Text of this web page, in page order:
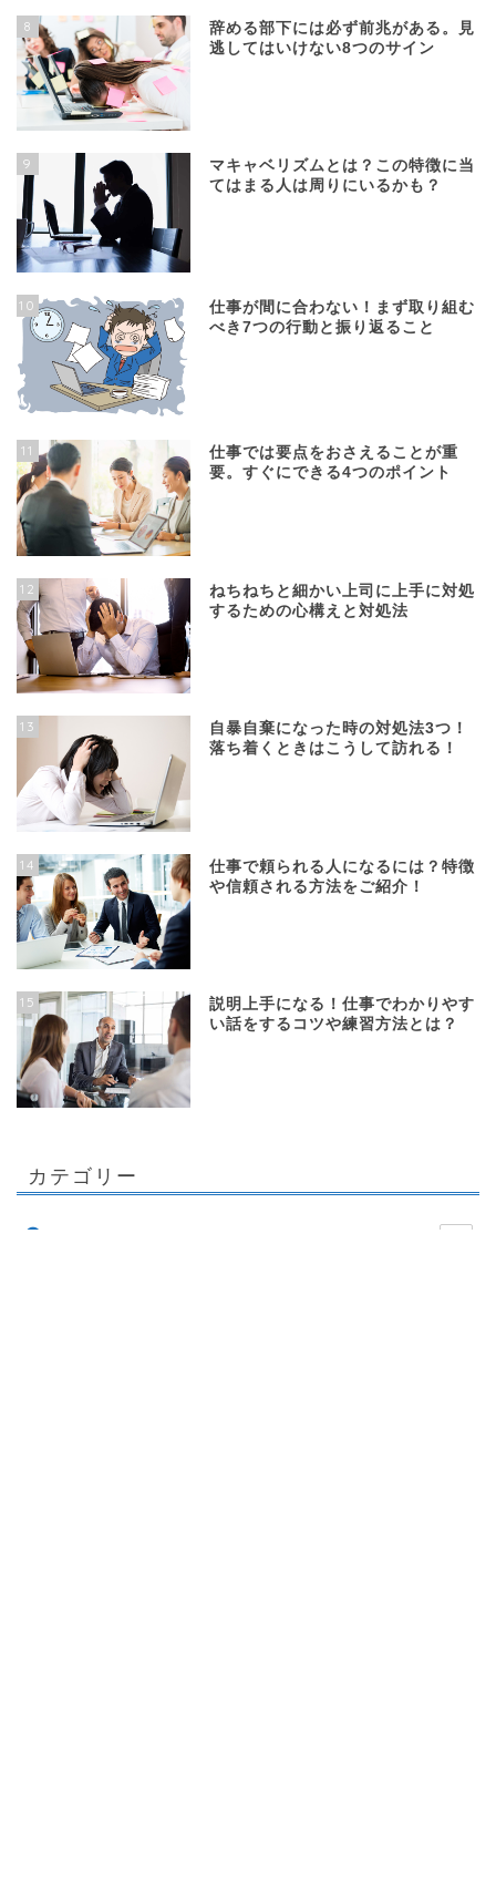
8
辞める部下には必ず前兆がある。見
逃してはいけない8つのサイン
9
マキャベリズムとは？この特徴に当
てはまる人は周りにいるかも？
10
仕事が間に合わない！まず取り組む
べき7つの行動と振り返ること
11
仕事では要点をおさえることが重
要。すぐにできる4つのポイント
12
ねちねちと細かい上司に上手に対処
するための心構えと対処法
13
自暴自棄になった時の対処法3つ！
落ち着くときはこうして訪れる！
14
仕事で頼られる人になるには？特徴
や信頼される方法をご紹介！
15
説明上手になる！仕事でわかりやす
い話をするコツや練習方法とは？
カテゴリー